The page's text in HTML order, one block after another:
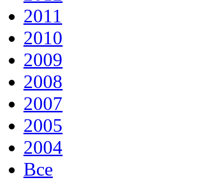
2011
2010
2009
2008
2007
2005
2004
Все